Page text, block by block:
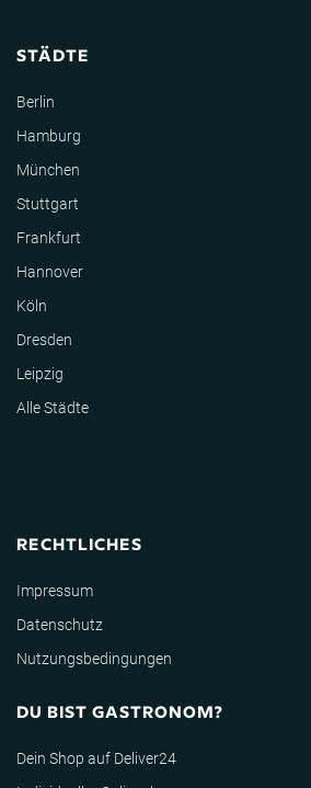
STÄDTE
Berlin
Hamburg
München
Stuttgart
Frankfurt
Hannover
Köln
Dresden
Leipzig
Alle Städte
RECHTLICHES
Impressum
Datenschutz
Nutzungsbedingungen
DU BIST GASTRONOM?
Dein Shop auf Deliver24